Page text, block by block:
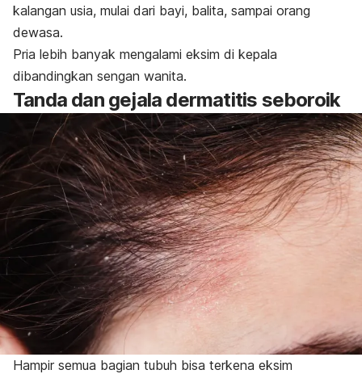
kalangan usia, mulai dari bayi, balita, sampai orang
dewasa.
Pria lebih banyak mengalami eksim di kepala
dibandingkan sengan wanita.
Tanda dan gejala dermatitis seboroik
Hampir semua bagian tubuh bisa terkena eksim